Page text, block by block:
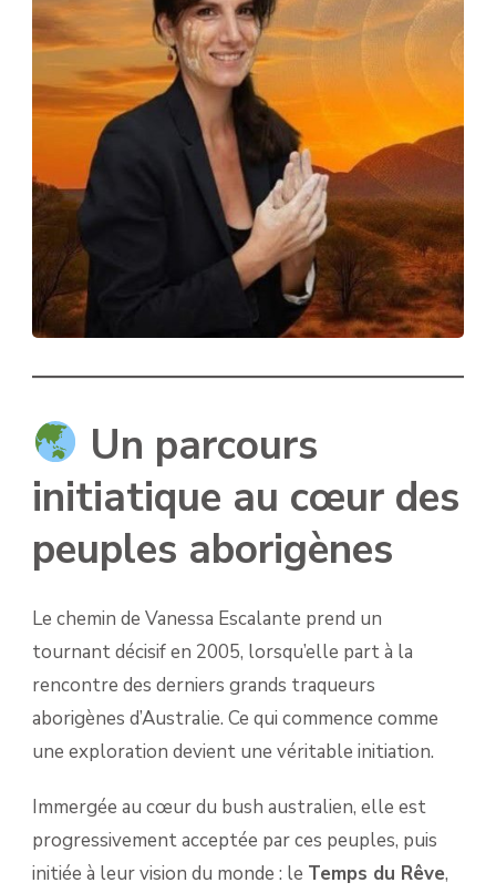
Un parcours
initiatique au cœur des
peuples aborigènes
Le chemin de Vanessa Escalante prend un
tournant décisif en 2005, lorsqu’elle part à la
rencontre des derniers grands traqueurs
aborigènes d’Australie. Ce qui commence comme
une exploration devient une véritable initiation.
Immergée au cœur du bush australien, elle est
progressivement acceptée par ces peuples, puis
initiée à leur vision du monde : le Temps du Rêve,